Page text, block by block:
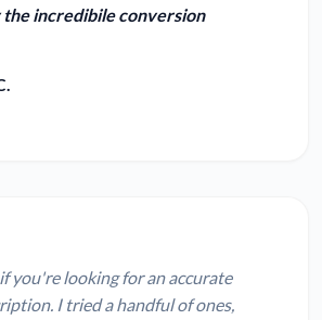
the incredibile conversion
you're looking for an accurate
I tried a handful of ones,